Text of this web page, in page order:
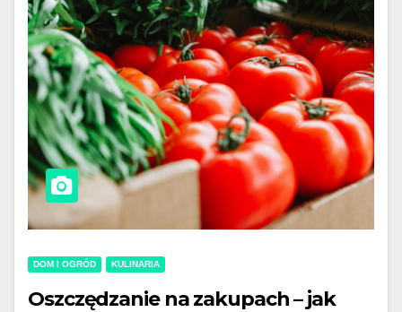
DOM I OGRÓD KULINARIA
Oszczędzanie na zakupach – jak